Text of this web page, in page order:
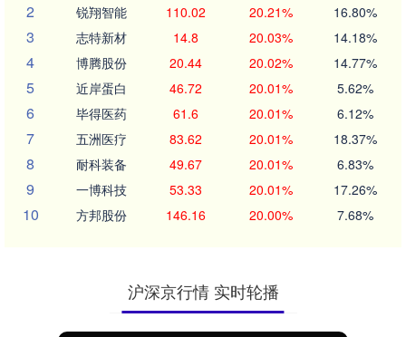
2 锐翔智能 110.02 20.21% 16.80%
3 志特新材 14.8 20.03% 14.18%
4 博腾股份 20.44 20.02% 14.77%
5 近岸蛋白 46.72 20.01% 5.62%
6 毕得医药 61.6 20.01% 6.12%
7 五洲医疗 83.62 20.01% 18.37%
8 耐科装备 49.67 20.01% 6.83%
9 一博科技 53.33 20.01% 17.26%
10 方邦股份 146.16 20.00% 7.68%
沪深京行情 实时轮播